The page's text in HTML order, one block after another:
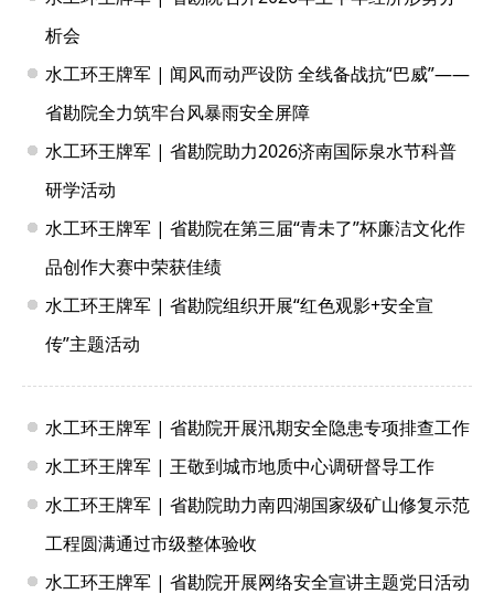
析会
水工环王牌军 | 闻风而动严设防 全线备战抗“巴威”——
省勘院全力筑牢台风暴雨安全屏障
水工环王牌军 | 省勘院助力2026济南国际泉水节科普
研学活动
水工环王牌军 | 省勘院在第三届“青未了”杯廉洁文化作
品创作大赛中荣获佳绩
水工环王牌军 | 省勘院组织开展“红色观影+安全宣
传”主题活动
水工环王牌军 | 省勘院开展汛期安全隐患专项排查工作
水工环王牌军 | 王敬到城市地质中心调研督导工作
水工环王牌军 | 省勘院助力南四湖国家级矿山修复示范
工程圆满通过市级整体验收
水工环王牌军 | 省勘院开展网络安全宣讲主题党日活动